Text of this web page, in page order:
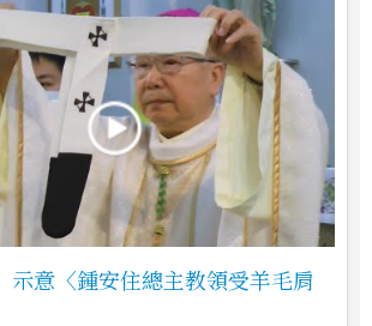
示意〈鍾安住總主教領受羊毛肩